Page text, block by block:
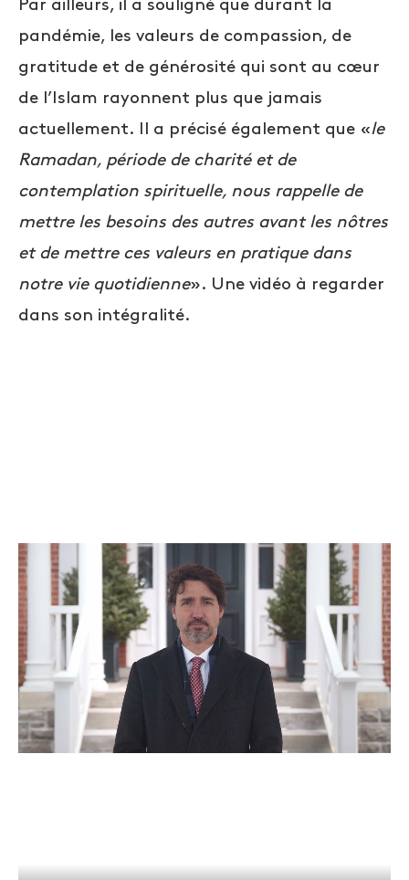
Par ailleurs, il a souligné que durant la
pandémie, les valeurs de compassion, de
gratitude et de générosité qui sont au cœur
de l’Islam rayonnent plus que jamais
actuellement. Il a précisé également que «le
Ramadan, période de charité et de
contemplation spirituelle, nous rappelle de
mettre les besoins des autres avant les nôtres
et de mettre ces valeurs en pratique dans
notre vie quotidienne». Une vidéo à regarder
dans son intégralité.